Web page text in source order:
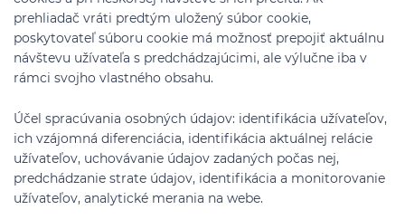
prehliadač vráti predtým uložený súbor cookie,
poskytovateľ súboru cookie má možnosť prepojiť aktuálnu
návštevu užívateľa s predchádzajúcimi, ale výlučne iba v
rámci svojho vlastného obsahu.
Účel spracúvania osobných údajov: identifikácia užívateľov,
ich vzájomná diferenciácia, identifikácia aktuálnej relácie
užívateľov, uchovávanie údajov zadaných počas nej,
predchádzanie strate údajov, identifikácia a monitorovanie
užívateľov, analytické merania na webe.